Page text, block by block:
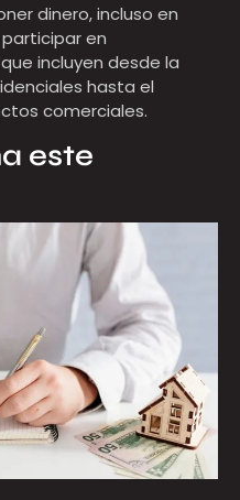
dinero, incluso en
en
incluyen desde la
hasta el
comerciales.
este